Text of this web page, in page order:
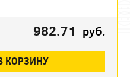
982.71 руб.
КОРЗИНУ